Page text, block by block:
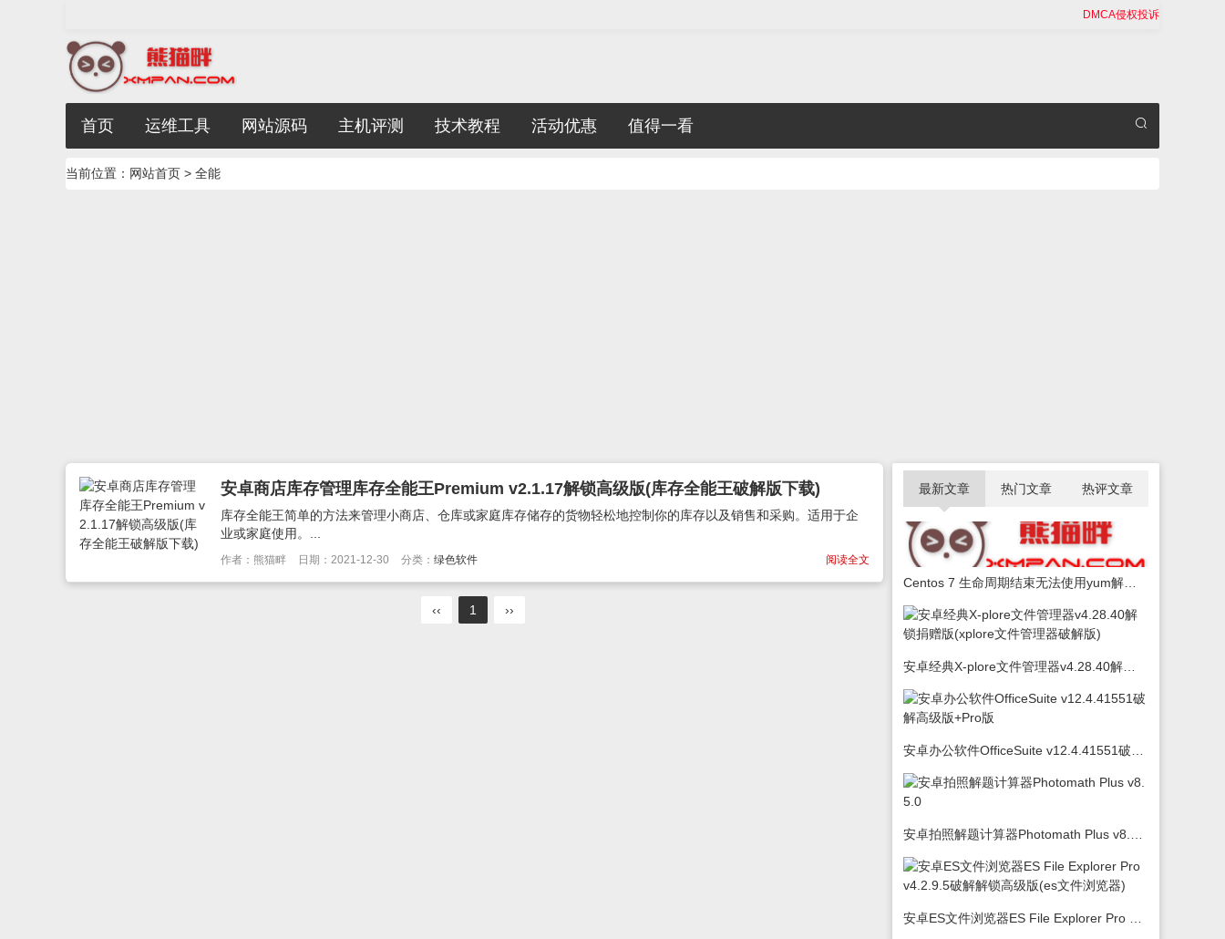
DMCA侵权投诉
首页 运维工具 网站源码 主机评测 技术教程 活动优惠 值得一看
当前位置： 网站首页 > 全能
安卓商店库存管理库存全能王Premium v2.1.17解锁高级版(库存全能王破解版下载)
库存全能王简单的方法来管理小商店、仓库或家庭库存储存的货物轻松地控制你的库存以及销售和采购。适用于企
业或家庭使用。...
阅读全文
作者：熊猫畔 日期：2021-12-30 分类： 绿色软件
‹‹ 1 ››
最新文章 热门文章 热评文章